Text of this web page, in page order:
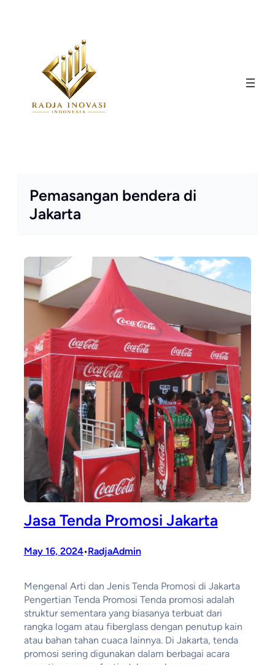
Pemasangan bendera di
Jakarta
Jasa Tenda Promosi Jakarta
May 16, 2024•RadjaAdmin
Mengenal Arti dan Jenis Tenda Promosi di Jakarta
Pengertian Tenda Promosi Tenda promosi adalah
struktur sementara yang biasanya terbuat dari
rangka logam atau fiberglass dengan penutup kain
atau bahan tahan cuaca lainnya. Di Jakarta, tenda
promosi sering digunakan dalam berbagai acara